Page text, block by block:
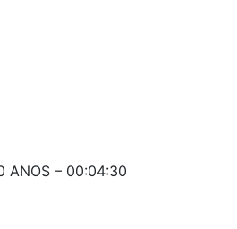
ANOS – 00:04:30